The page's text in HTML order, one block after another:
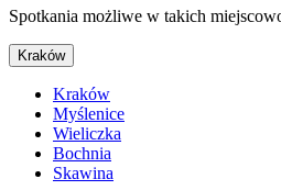
Spotkania możliwe w takich
Kraków
Kraków
Myślenice
Wieliczka
Bochnia
Skawina